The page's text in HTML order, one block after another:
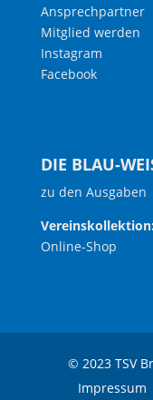
Ansprechpartner
Mitglied werden
Instagram
Facebook
DIE BLAU-
zu den Ausgaben
Online-Shop
© 2023 TSV
Impressum